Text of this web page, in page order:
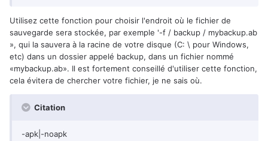
Utilisez cette fonction pour choisir l'endroit où le fichier de
sauvegarde sera stockée, par exemple '-f / backup / mybackup.ab
», qui la sauvera à la racine de votre disque (C: \ pour Windows,
etc) dans un dossier appelé backup, dans un fichier nommé
«mybackup.ab». Il est fortement conseillé d'utiliser cette fonction,
cela évitera de chercher votre fichier, je ne sais où.
Citation
-apk|-noapk